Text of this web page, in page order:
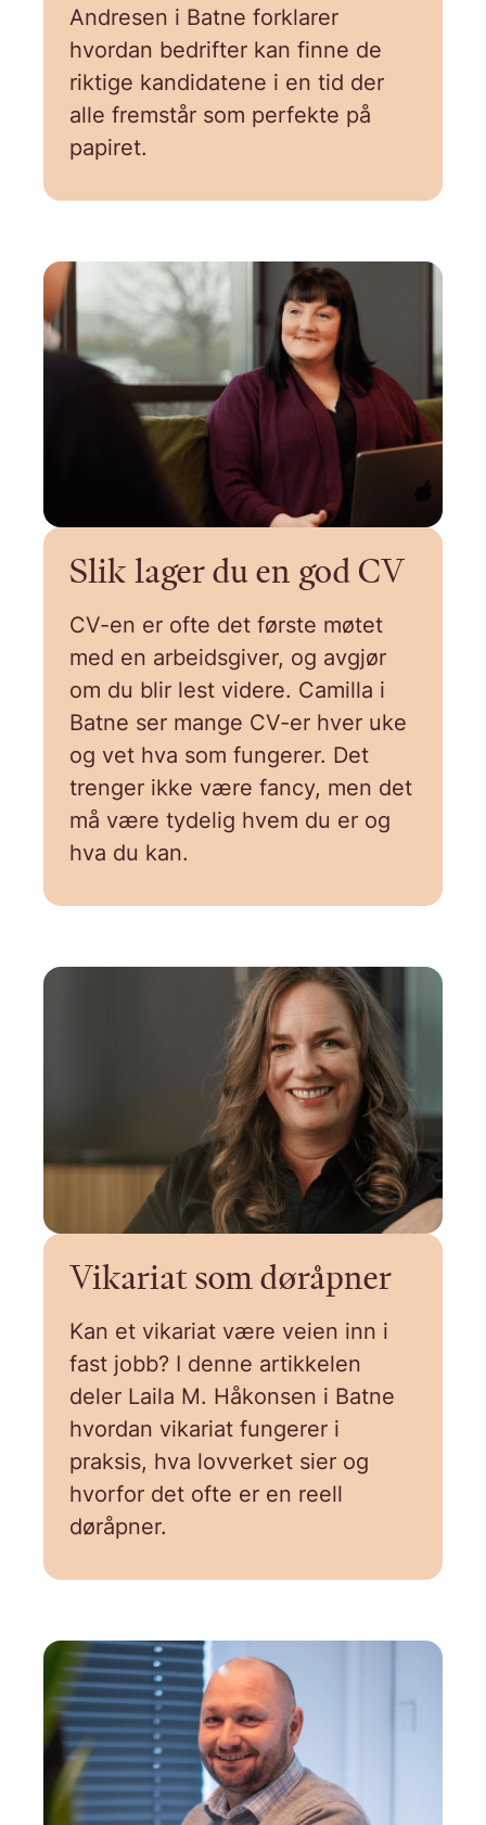
Andresen i Batne forklarer
hvordan bedrifter kan finne de
riktige kandidatene i en tid der
alle fremstår som perfekte på
papiret.
Slik lager du en god CV
CV-en er ofte det første møtet
med en arbeidsgiver, og avgjør
om du blir lest videre. Camilla i
Batne ser mange CV-er hver uke
og vet hva som fungerer. Det
trenger ikke være fancy, men det
må være tydelig hvem du er og
hva du kan.
Vikariat som døråpner
Kan et vikariat være veien inn i
fast jobb? I denne artikkelen
deler Laila M. Håkonsen i Batne
hvordan vikariat fungerer i
praksis, hva lovverket sier og
hvorfor det ofte er en reell
døråpner.